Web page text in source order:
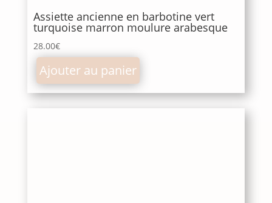
Assiette ancienne en barbotine vert
turquoise marron moulure arabesque
28.00€
Ajouter au panier